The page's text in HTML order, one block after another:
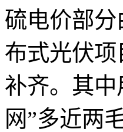
硫电价部
布式光伏
补齐。其中
网”多近两